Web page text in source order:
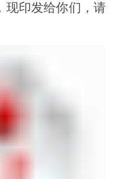
现印发给你们，请